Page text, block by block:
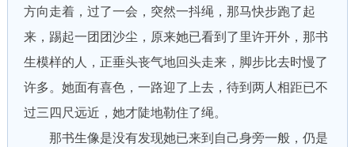
方向走着，过了一会，突然一抖绳，那马快步跑了起
来，踢起一团团沙尘，原来她已看到了里许开外，那书
生模样的人，正垂头丧气地回头走来，脚步比去时慢了
许多。她面有喜色，一路迎了上去，待到两人相距已不
过三四尺远近，她才陡地勒住了绳。
那书生像是没有发现她已来到自己身旁一般，仍是